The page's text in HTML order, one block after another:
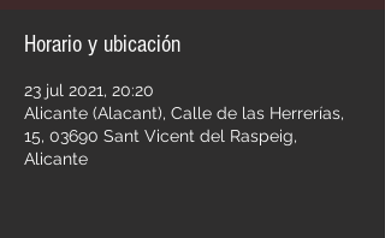
Horario y ubicación
23 jul 2021, 20:20
Alicante (Alacant), Calle de las Herrerías,
15, 03690 Sant Vicent del Raspeig,
Alicante